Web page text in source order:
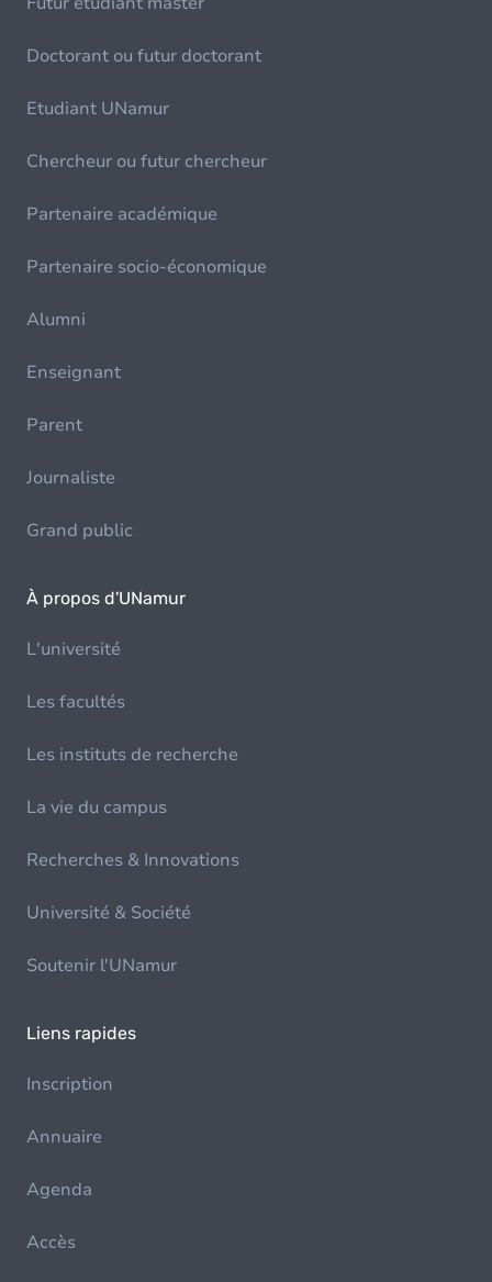
Doctorant ou futur doctorant
Etudiant UNamur
Chercheur ou futur chercheur
Partenaire académique
Partenaire socio-économique
Alumni
Enseignant
Parent
Journaliste
Grand public
À propos d'UNamur
L'université
Les facultés
Les instituts de recherche
La vie du campus
Recherches & Innovations
Université & Société
Soutenir l'UNamur
Liens rapides
Inscription
Annuaire
Agenda
Accès